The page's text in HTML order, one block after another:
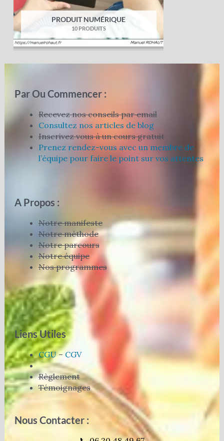
PRODUIT NUMÉRIQUE
10 PRODUITS
Par Ou Commencer :
Recevez nos conseils par email
Consultez nos articles de blog
Inscrivez vous à un cours gratuit
Prenez rendez-vous avec un membre de
l’équipe pour faire le point sur vos attentes
A Propos :
Notre manifeste
Notre méthode
Notre parcours
Notre équipe
Nos programmes
Liens Utiles
CGU–CGV
Règlement
Témoignages
Nous Contacter :